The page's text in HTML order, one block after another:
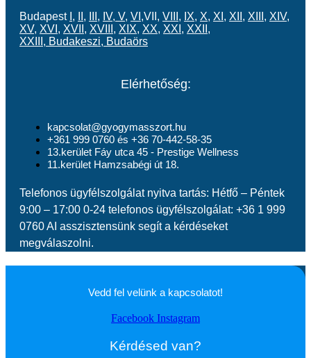
Budapest , , , IV, V, VI ,VII, VIII , IX, X, XI , XII , XIII , XIV,
XV, XVI , XVII , XVIII , XIX, XX, XXI , XXII ,
XXIII , Budakeszi, Budaörs
Elérhetőség:
kapcsolat@gyogymasszort.hu
+361 999 0760 és +36 70-442-58-35
13.kerület Fáy utca 45 - Prestige Wellness
11.kerület Hamzsabégi út 18.
Telefonos ügyfélszolgálat nyitva tartás: Hétfő – Péntek
9:00 – 17:00 0-24 telefonos ügyfélszolgálat: +36 1 999
0760 AI asszisztensünk segít a kérdéseket
megválaszolni.
Vedd fel velünk a kapcsolatot!
Facebook Instagram
Kérdésed van?